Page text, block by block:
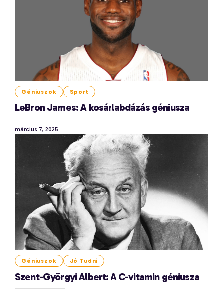
Géniuszok Sport
LeBron James: A kosárlabdázás géniusza
március 7, 2025
Géniuszok Jó Tudni
Szent-Györgyi Albert: A C-vitamin géniusza